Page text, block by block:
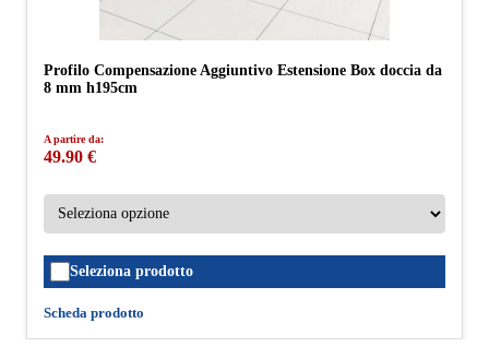
Profilo Compensazione Aggiuntivo Estensione Box doccia da
8 mm h195cm
A partire da:
49.90 €
Seleziona prodotto
Scheda prodotto